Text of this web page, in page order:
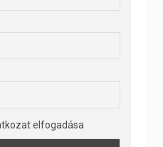
elfogadása